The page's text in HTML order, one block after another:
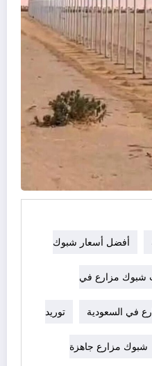
أفضل أسعار شبوك
شبوك مزارع في
في السعودية توريد
شبوك مزارع جاهزة